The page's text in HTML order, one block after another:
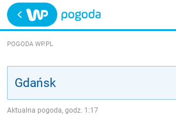
Trwa ładowanie
POLSKA
POGODA WP.PL
Aktualna pogoda, godz. 1:17